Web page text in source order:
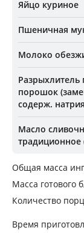
Яйцо куриное
Пшеничная
Молоко
порошок
содерж. натрия
Масло
традиционное
Общая масса
Масса готового
Количество
Время